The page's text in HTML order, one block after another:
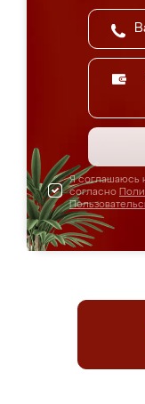
Я соглашаюсь
согласно